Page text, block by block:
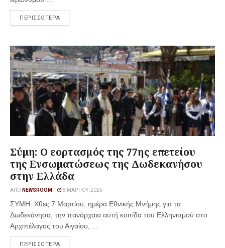
ΠΕΡΙΣΣΟΤΕΡΑ
Σύμη: Ο εορτασμός της 77ης επετείου
της Ενσωματώσεως της Δωδεκανήσου
στην Ελλάδα
ΑΠΌ NEWSROOM 8 ΜΑΡΤΊΟΥ, 2025
ΣΥΜΗ: Χθες 7 Μαρτίου, ημέρα Εθνικής Μνήμης για τα
Δωδεκάνησα, την πανάρχαια αυτή κοιτίδα του Ελληνισμού στο
Αρχιπέλαγος του Αιγαίου, ...
ΠΕΡΙΣΣΟΤΕΡΑ